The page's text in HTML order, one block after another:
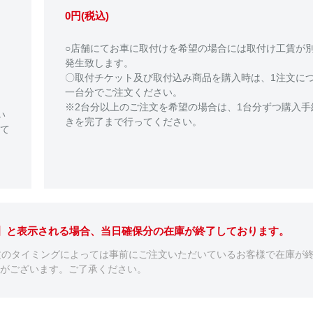
0円(税込)
○店舗にてお車に取付けを希望の場合には取付け工賃が
発生致します。
〇取付チケット及び取付込み商品を購入時は、1注文に
一台分でご注文ください。
※2台分以上のご注文を希望の場合は、1台分ずつ購入手
きを完了まで行ってください。
表示される場合、当日確保分の在庫が終了しております。
タイミングによっては事前にご注文いただいているお客様で在庫が
ございます。ご了承ください。